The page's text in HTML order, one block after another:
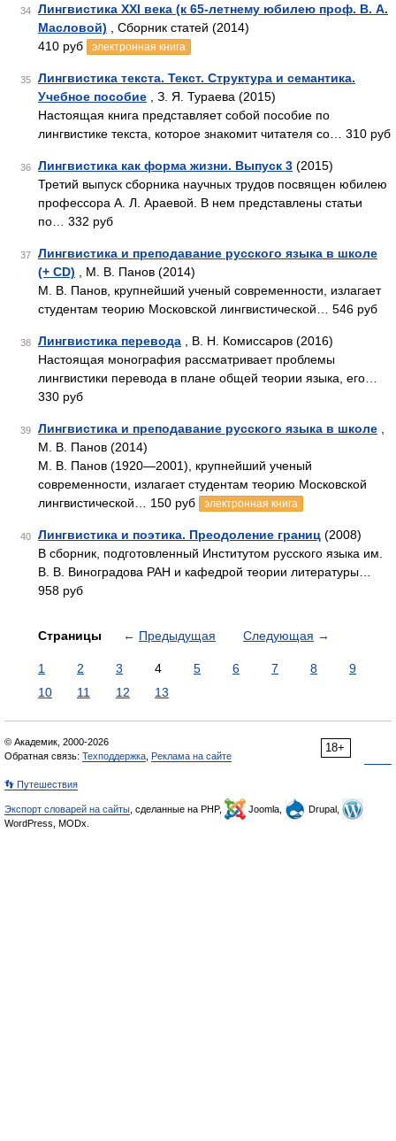
34
Лингвистика XXI века (к 65-летнему юбилею проф. В. А.
Масловой) , Сборник статей (2014)
410 руб
электронная книга
35
Лингвистика текста. Текст. Структура и семантика.
Учебное пособие , З. Я. Тураева (2015)
Настоящая книга представляет собой пособие по
лингвистике текста, которое знакомит читателя со… 310 руб
36 Лингвистика как форма жизни. Выпуск 3 (2015)
Третий выпуск сборника научных трудов посвящен юбилею
профессора А. Л. Араевой. В нем представлены статьи
по… 332 руб
37
Лингвистика и преподавание русского языка в школе
(+ CD) , М. В. Панов (2014)
М. В. Панов, крупнейший ученый современности, излагает
студентам теорию Московской лингвистической… 546 руб
38 Лингвистика перевода , В. Н. Комиссаров (2016)
Настоящая монография рассматривает проблемы
лингвистики перевода в плане общей теории языка, его…
330 руб
39 Лингвистика и преподавание русского языка в школе
М. В. Панов (2014)
М. В. Панов (1920—2001), крупнейший ученый
современности, излагает студентам теорию Московской
лингвистической… 150 руб
электронная книга
40 Лингвистика и поэтика. Преодоление границ (2008)
В сборник, подготовленный Институтом русского языка им.
В. В. Виноградова РАН и кафедрой теории литературы…
958 руб
Страницы ← Предыдущая Следующая →
1 2 3 4 5 6 7 8
9
10
11 12 13
18+
© Академик, 2000-2026
Обратная связь: Техподдержка Реклама на сайте
👣 Путешествия
Экспорт словарей на сайты , сделанные на PHP, Joomla,
Drupal,
WordPress, MODx.